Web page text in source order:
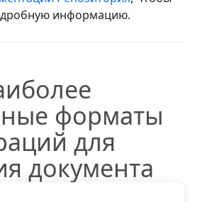
информацию.
форматы
для
документа